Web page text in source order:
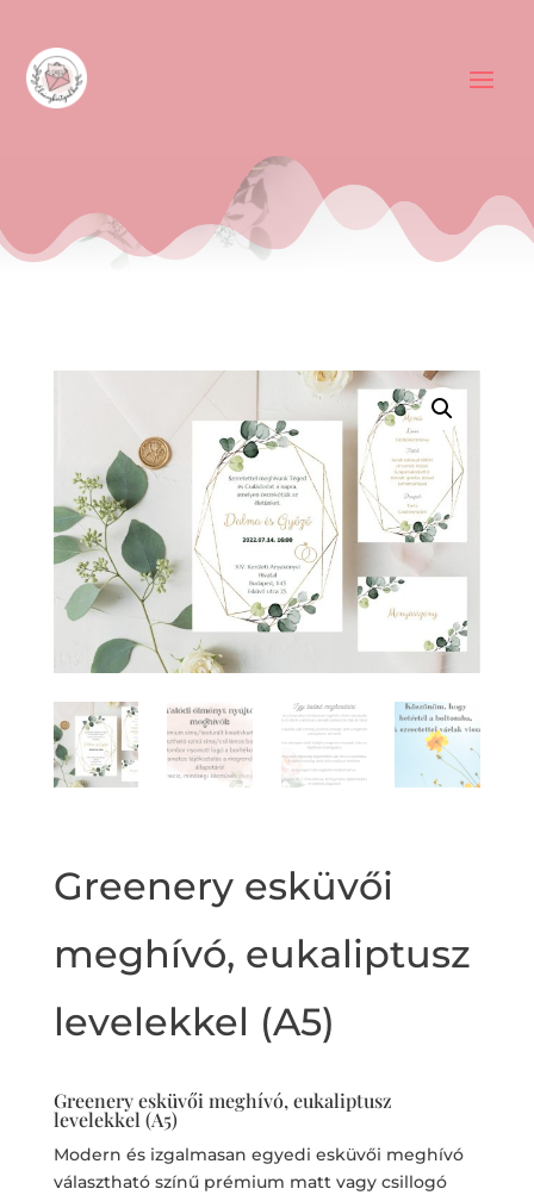
Greenery esküvői
meghívó, eukaliptusz
levelekkel (A5)
Greenery esküvői meghívó, eukaliptusz
levelekkel (A5)
Modern és izgalmasan egyedi esküvői meghívó
választható színű prémium matt vagy csillogó